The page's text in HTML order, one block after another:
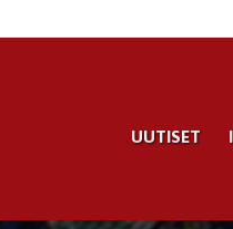
UUTISET